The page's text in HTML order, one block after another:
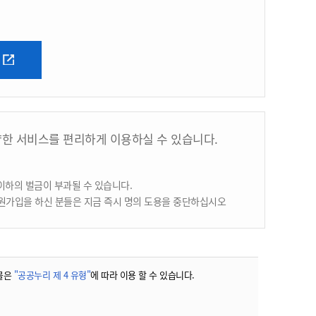
서비스를 편리하게 이용하실 수 있습니다.
의 벌금이 부과될 수 있습니다.
입을 하신 분들은 지금 즉시 명의 도용을 중단하십시오
은 "공공누리 제 4 유형"에 따라 이용 할 수 있습니다.